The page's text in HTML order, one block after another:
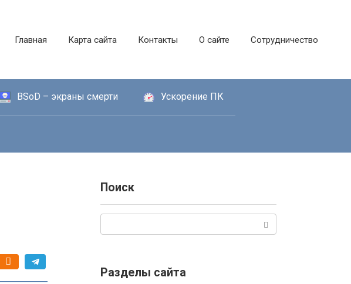
Главная Карта сайта Контакты О сайте Сотрудничество
BSoD – экраны смерти Ускорение ПК
Поиск
Разделы сайта